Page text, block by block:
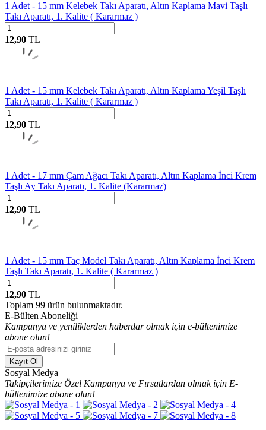
1 Adet - 15 mm Kelebek Takı Aparatı, Altın Kaplama Mavi Taşlı
Takı Aparatı, 1. Kalite ( Kararmaz )
12,90 TL
1 Adet - 15 mm Kelebek Takı Aparatı, Altın Kaplama Yeşil Taşlı
Takı Aparatı, 1. Kalite ( Kararmaz )
12,90 TL
1 Adet - 17 mm Çam Ağacı Takı Aparatı, Altın Kaplama İnci Krem
Taşlı Ay Takı Aparatı, 1. Kalite (Kararmaz)
12,90 TL
1 Adet - 15 mm Taç Model Takı Aparatı, Altın Kaplama İnci Krem
Taşlı Takı Aparatı, 1. Kalite ( Kararmaz )
12,90 TL
Toplam 99 ürün bulunmaktadır.
E-Bülten Aboneliği
Kampanya ve yeniliklerden haberdar olmak için e-bültenimize
abone olun!
Kayıt Ol
Sosyal Medya
Takipçilerimize Özel Kampanya ve Fırsatlardan olmak için E-
bültenimize abone olun!